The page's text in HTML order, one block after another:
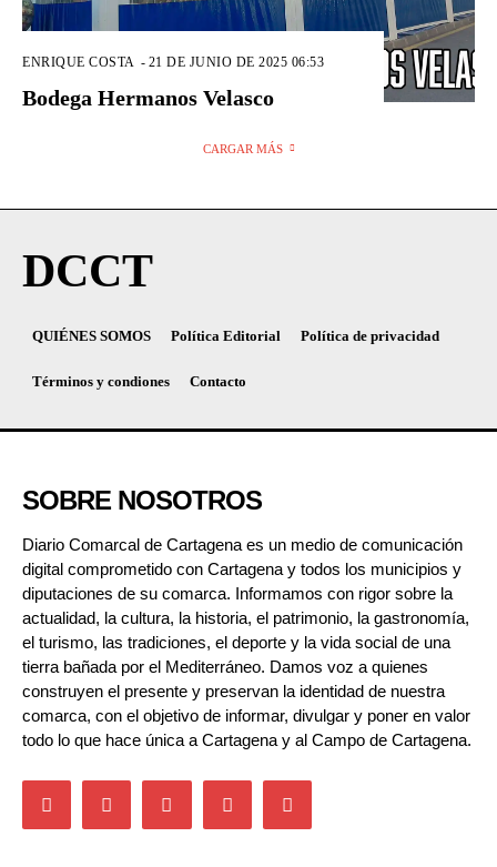
ENRIQUE COSTA - 21 DE JUNIO DE 2025 06:53
Bodega Hermanos Velasco
CARGAR MÁS
DCCT
QUIÉNES SOMOS Política Editorial Política de privacidad
Términos y condiones Contacto
SOBRE NOSOTROS
Diario Comarcal de Cartagena es un medio de comunicación
digital comprometido con Cartagena y todos los municipios y
diputaciones de su comarca. Informamos con rigor sobre la
actualidad, la cultura, la historia, el patrimonio, la gastronomía,
el turismo, las tradiciones, el deporte y la vida social de una
tierra bañada por el Mediterráneo. Damos voz a quienes
construyen el presente y preservan la identidad de nuestra
comarca, con el objetivo de informar, divulgar y poner en valor
todo lo que hace única a Cartagena y al Campo de Cartagena.